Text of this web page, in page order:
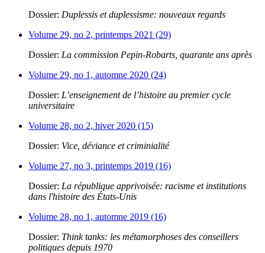
Dossier: Duplessis et duplessisme: nouveaux regards
Volume 29, no 2, printemps 2021 (29)
Dossier: La commission Pepin-Robarts, quarante ans après
Volume 29, no 1, automne 2020 (24)
Dossier: L’enseignement de l’histoire au premier cycle
universitaire
Volume 28, no 2, hiver 2020 (15)
Dossier: Vice, déviance et criminialité
Volume 27, no 3, printemps 2019 (16)
Dossier: La république apprivoisée: racisme et institutions
dans l'histoire des États-Unis
Volume 28, no 1, automne 2019 (16)
Dossier: Think tanks: les métamorphoses des conseillers
politiques depuis 1970